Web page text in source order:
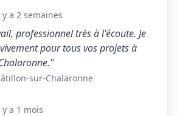
a 2 semaines
professionnel très à l'écoute. Je
pour tous vos projets à
sur-Chalaronne
a 1 mois